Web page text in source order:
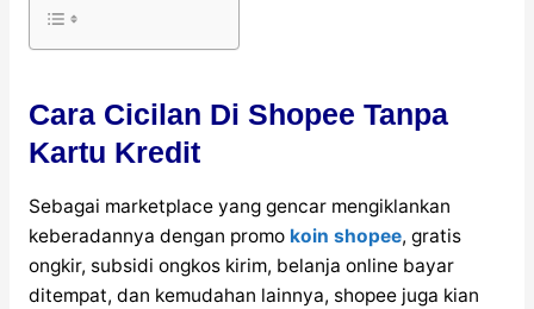
Cara Cicilan Di Shopee Tanpa
Kartu Kredit
Sebagai marketplace yang gencar mengiklankan
keberadannya dengan promo koin shopee, gratis
ongkir, subsidi ongkos kirim, belanja online bayar
ditempat, dan kemudahan lainnya, shopee juga kian